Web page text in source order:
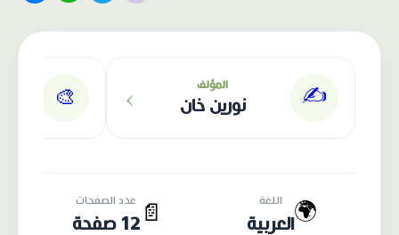
✍️ المؤلف
نورين خان ›
🎨
🌍 اللغة
العربية 📄
عدد الصفحات
12 صفحة